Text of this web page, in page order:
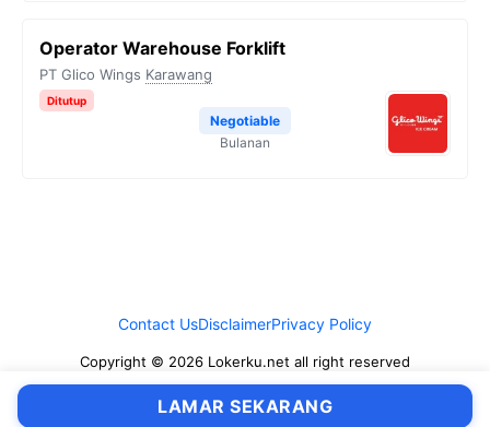
LAMAR SEKARANG
Operator Warehouse Forklift
PT Glico Wings Karawang
Ditutup
Negotiable
Bulanan
Contact UsDisclaimerPrivacy Policy
Copyright © 2026 Lokerku.net all right reserved